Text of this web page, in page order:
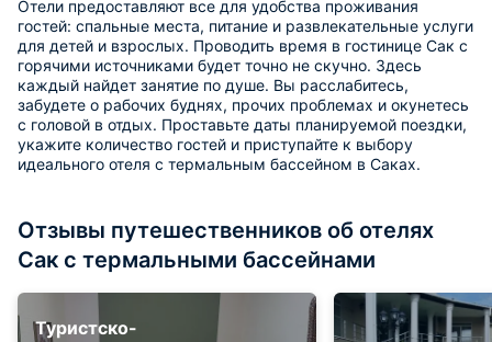
Отели предоставляют все для удобства проживания
гостей: спальные места, питание и развлекательные услуги
для детей и взрослых. Проводить время в гостинице Сак с
горячими источниками будет точно не скучно. Здесь
каждый найдет занятие по душе. Вы расслабитесь,
забудете о рабочих буднях, прочих проблемах и окунетесь
с головой в отдых. Проставьте даты планируемой поездки,
укажите количество гостей и приступайте к выбору
идеального отеля с термальным бассейном в Саках.
Отзывы путешественников об отелях
Сак с термальными бассейнами
Туристско-